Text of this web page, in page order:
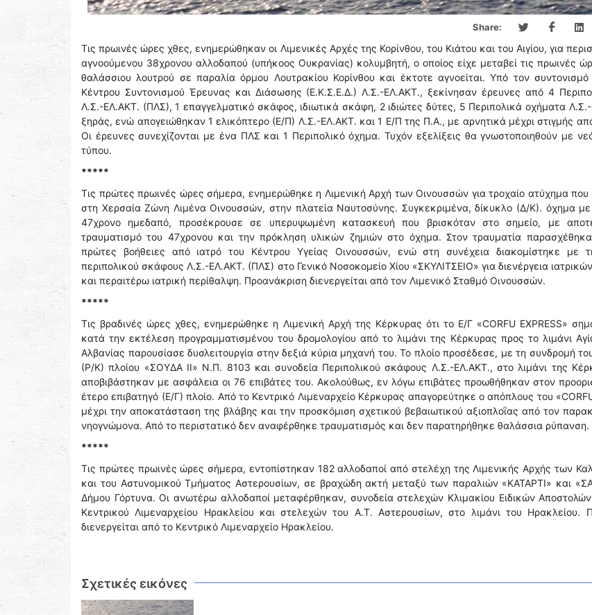
Share:
Τις πρωινές ώρες χθες, ενημερώθηκαν οι Λιμενικές Αρχές της Κορίνθου, του Κιάτου και του Αιγίου, για
αγνοούμενου 38χρονου αλλοδαπού (υπήκοος Ουκρανίας) κολυμβητή, ο οποίος είχε μεταβεί τις πρωινές
θαλάσσιου λουτρού σε παραλία όρμου Λουτρακίου Κορίνθου και έκτοτε αγνοείται. Υπό τον συντονισμό
Κέντρου Συντονισμού Έρευνας και Διάσωσης (Ε.Κ.Σ.Ε.Δ.) Λ.Σ.-ΕΛ.ΑΚΤ., ξεκίνησαν έρευνες από 4
Λ.Σ.-ΕΛ.ΑΚΤ. (ΠΛΣ), 1 επαγγελματικό σκάφος, ιδιωτικά σκάφη, 2 ιδιώτες δύτες, 5 Περιπολικά οχήματα
ξηράς, ενώ απογειώθηκαν 1 ελικόπτερο (Ε/Π) Λ.Σ.-ΕΛ.ΑΚΤ. και 1 Ε/Π της Π.Α., με αρνητικά μέχρι στιγμής
Οι έρευνες συνεχίζονται με ένα ΠΛΣ και 1 Περιπολικό όχημα. Τυχόν εξελίξεις θα γνωστοποιηθούν με
τύπου.
*****
Τις πρώτες πρωινές ώρες σήμερα, ενημερώθηκε η Λιμενική Αρχή των Οινουσσών για τροχαίο ατύχημα που
στη Χερσαία Ζώνη Λιμένα Οινουσσών, στην πλατεία Ναυτοσύνης. Συγκεκριμένα, δίκυκλο (Δ/Κ). όχημα
47χρονο ημεδαπό, προσέκρουσε σε υπερυψωμένη κατασκευή που βρισκόταν στο σημείο, με
τραυματισμό του 47χρονου και την πρόκληση υλικών ζημιών στο όχημα. Στον τραυματία
πρώτες βοήθειες από ιατρό του Κέντρου Υγείας Οινουσσών, ενώ στη συνέχεια διακομίστηκε με
περιπολικού σκάφους Λ.Σ.-ΕΛ.ΑΚΤ. (ΠΛΣ) στο Γενικό Νοσοκομείο Χίου «ΣΚΥΛΙΤΣΕΙΟ» για διενέργεια
και περαιτέρω ιατρική περίθαλψη. Προανάκριση διενεργείται από τον Λιμενικό Σταθμό Οινουσσών.
*****
Τις βραδινές ώρες χθες, ενημερώθηκε η Λιμενική Αρχή της Κέρκυρας ότι το Ε/Γ «CORFU EXPRESS»
κατά την εκτέλεση προγραμματισμένου του δρομολογίου από το λιμάνι της Κέρκυρας προς το λιμάνι
Αλβανίας παρουσίασε δυσλειτουργία στην δεξιά κύρια μηχανή του. Το πλοίο προσέδεσε, με τη συνδρομή
(Ρ/Κ) πλοίου «ΣΟΥΔΑ ΙΙ» Ν.Π. 8103 και συνοδεία Περιπολικού σκάφους Λ.Σ.-ΕΛ.ΑΚΤ., στο λιμάνι της
αποβιβάστηκαν με ασφάλεια οι 76 επιβάτες του. Ακολούθως, εν λόγω επιβάτες προωθήθηκαν στον
έτερο επιβατηγό (Ε/Γ) πλοίο. Από το Κεντρικό Λιμεναρχείο Κέρκυρας απαγορεύτηκε ο απόπλους του
μέχρι την αποκατάσταση της βλάβης και την προσκόμιση σχετικού βεβαιωτικού αξιοπλοΐας από τον
νηογνώμονα. Από το περιστατικό δεν αναφέρθηκε τραυματισμός και δεν παρατηρήθηκε θαλάσσια ρύπανση.
*****
Τις πρώτες πρωινές ώρες σήμερα, εντοπίστηκαν 182 αλλοδαποί από στελέχη της Λιμενικής Αρχής των
και του Αστυνομικού Τμήματος Αστερουσίων, σε βραχώδη ακτή μεταξύ των παραλιών «ΚΑΤΑΡΤΙ» και
Δήμου Γόρτυνα. Οι ανωτέρω αλλοδαποί μεταφέρθηκαν, συνοδεία στελεχών Κλιμακίου Ειδικών
Κεντρικού Λιμεναρχείου Ηρακλείου και στελεχών του Α.Τ. Αστερουσίων, στο λιμάνι του Ηρακλείου.
διενεργείται από το Κεντρικό Λιμεναρχείο Ηρακλείου.
Σχετικές εικόνες